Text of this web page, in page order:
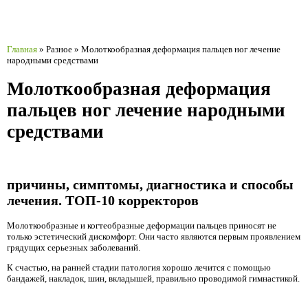
Главная » Разное » Молоткообразная деформация пальцев ног лечение
народными средствами
Молоткообразная деформация
пальцев ног лечение народными
средствами
причины, симптомы, диагностика и способы
лечения. ТОП-10 корректоров
Молоткообразные и когтеобразные деформации пальцев приносят не
только эстетический дискомфорт. Они часто являются первым проявлением
грядущих серьезных заболеваний.
К счастью, на ранней стадии патология хорошо лечится с помощью
бандажей, накладок, шин, вкладышей, правильно проводимой гимнастикой.